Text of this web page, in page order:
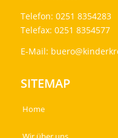
Telefon: 0251 8354283
Telefax: 0251 8354577
E-Mail:
SITEMAP
Home